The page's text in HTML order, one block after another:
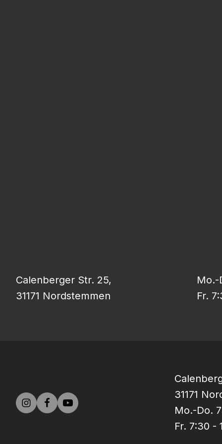
Calenberger Str. 25,
31171 Nordstemmen
Mo.-
Fr.
31171
Mo.-Do.
Fr. 7:30 -